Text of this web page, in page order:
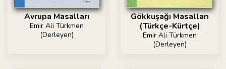
Avrupa Masalları
Emir Ali Türkmen
(Derleyen)
Gökkuşağı Masalları
(Türkçe-Kürtçe)
Emir Ali Türkmen
(Derleyen)